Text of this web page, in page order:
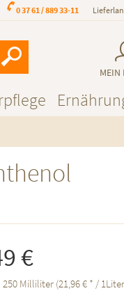
0 37 61 / 889 33-11
MEIN
€
250 Milliliter (21,96 € * /